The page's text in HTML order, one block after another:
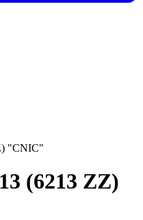
"CNIC"
(6213 ZZ)